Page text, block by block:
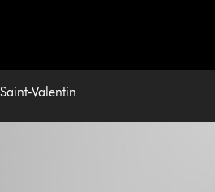
de la Saint-Valentin